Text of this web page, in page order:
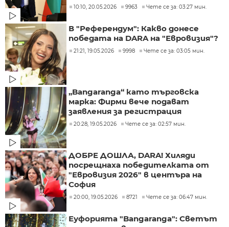
10:10, 20.05.2026 9963 Чете се за: 03:27 мин.
В "Референдум": Какво донесе
победата на DARA на "Евровизия"?
21:21, 19.05.2026 9998 Чете се за: 03:05 мин.
„Bangaranga“ като търговска
марка: Фирми вече подават
заявления за регистрация
20:28, 19.05.2026 Чете се за: 02:57 мин.
ДОБРЕ ДОШЛА, DARA! Хиляди
посрещнаха победителката от
"Евровизия 2026" в центъра на
София
20:00, 19.05.2026 8721 Чете се за: 06:47 мин.
Еуфорията "Bangaranga": Светът